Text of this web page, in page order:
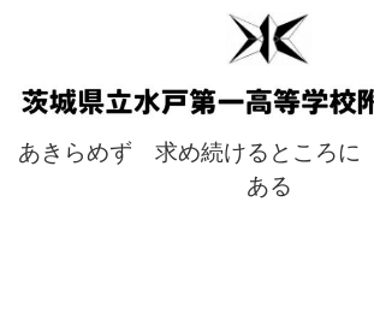
あきらめず 求め続けるところ
ある